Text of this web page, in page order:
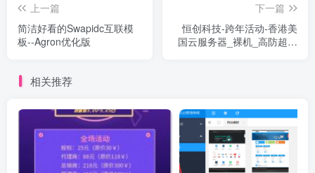
上一篇
简洁好看的Swapidc互联模
板--Agron优化版
下一篇
恒创科技-跨年活动-香港美
国云服务器_裸机_高防超低
相关推荐